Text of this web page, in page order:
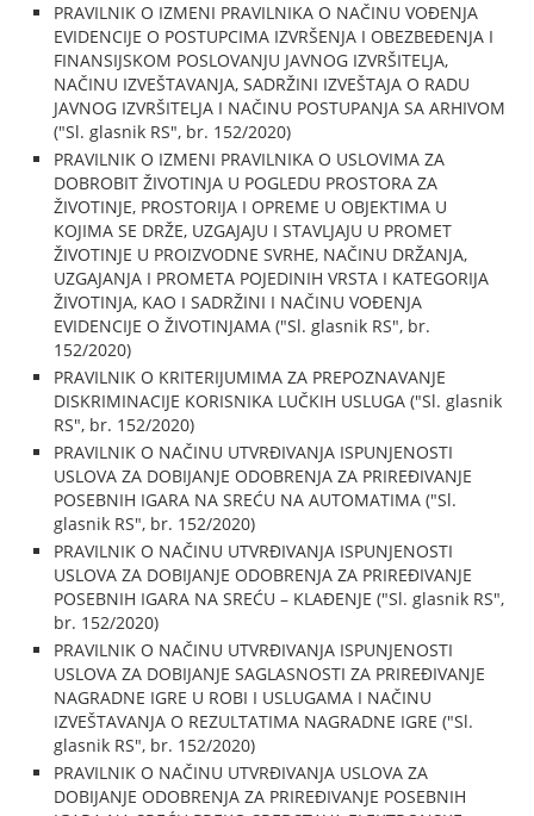
PRAVILNIK O IZMENI PRAVILNIKA O NAČINU VOĐENJA
EVIDENCIJE O POSTUPCIMA IZVRŠENJA I OBEZBEĐENJA I
FINANSIJSKOM POSLOVANJU JAVNOG IZVRŠITELJA,
NAČINU IZVEŠTAVANJA, SADRŽINI IZVEŠTAJA O RADU
JAVNOG IZVRŠITELJA I NAČINU POSTUPANJA SA ARHIVOM
("Sl. glasnik RS", br. 152/2020)
PRAVILNIK O IZMENI PRAVILNIKA O USLOVIMA ZA
DOBROBIT ŽIVOTINJA U POGLEDU PROSTORA ZA
ŽIVOTINJE, PROSTORIJA I OPREME U OBJEKTIMA U
KOJIMA SE DRŽE, UZGAJAJU I STAVLJAJU U PROMET
ŽIVOTINJE U PROIZVODNE SVRHE, NAČINU DRŽANJA,
UZGAJANJA I PROMETA POJEDINIH VRSTA I KATEGORIJA
ŽIVOTINJA, KAO I SADRŽINI I NAČINU VOĐENJA
EVIDENCIJE O ŽIVOTINJAMA ("Sl. glasnik RS", br.
152/2020)
PRAVILNIK O KRITERIJUMIMA ZA PREPOZNAVANJE
DISKRIMINACIJE KORISNIKA LUČKIH USLUGA ("Sl. glasnik
RS", br. 152/2020)
PRAVILNIK O NAČINU UTVRĐIVANJA ISPUNJENOSTI
USLOVA ZA DOBIJANJE ODOBRENJA ZA PRIREĐIVANJE
POSEBNIH IGARA NA SREĆU NA AUTOMATIMA ("Sl.
glasnik RS", br. 152/2020)
PRAVILNIK O NAČINU UTVRĐIVANJA ISPUNJENOSTI
USLOVA ZA DOBIJANJE ODOBRENJA ZA PRIREĐIVANJE
POSEBNIH IGARA NA SREĆU – KLAĐENJE ("Sl. glasnik RS",
br. 152/2020)
PRAVILNIK O NAČINU UTVRĐIVANJA ISPUNJENOSTI
USLOVA ZA DOBIJANJE SAGLASNOSTI ZA PRIREĐIVANJE
NAGRADNE IGRE U ROBI I USLUGAMA I NAČINU
IZVEŠTAVANJA O REZULTATIMA NAGRADNE IGRE ("Sl.
glasnik RS", br. 152/2020)
PRAVILNIK O NAČINU UTVRĐIVANJA USLOVA ZA
DOBIJANJE ODOBRENJA ZA PRIREĐIVANJE POSEBNIH